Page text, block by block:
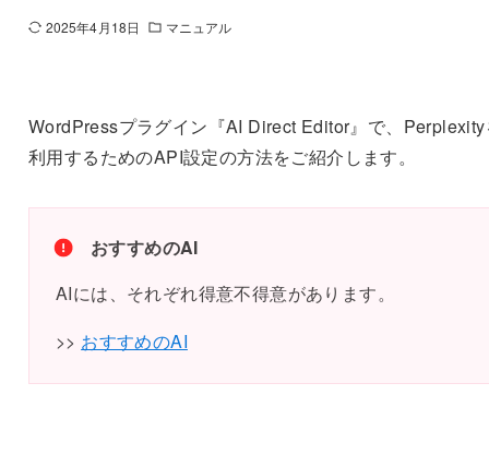
2025年4月18日 マニュアル
WordPressプラグイン『AI Direct Editor』で、
利用するためのAPI設定の方法をご紹介します。
おすすめのAI
AIには、それぞれ得意不得意があります。
>> おすすめのAI